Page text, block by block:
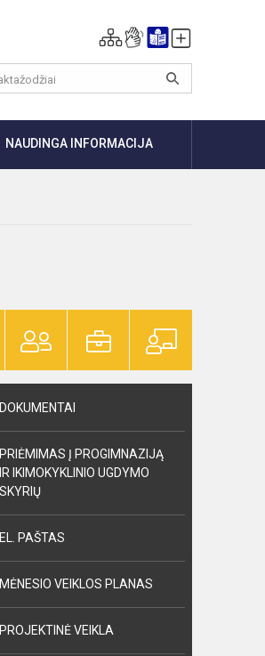
NAUDINGA INFORMACIJA
DOKUMENTAI
PRIĖMIMAS Į PROGIMNAZIJĄ
IR IKIMOKYKLINIO UGDYMO
SKYRIŲ
EL. PAŠTAS
MĖNESIO VEIKLOS PLANAS
PROJEKTINĖ VEIKLA